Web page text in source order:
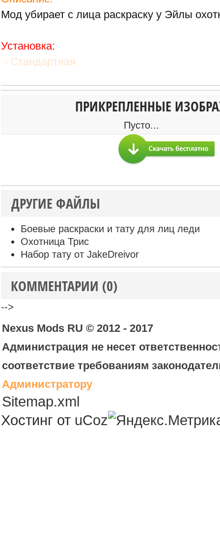
Мод убирает с лица раскраску у Эйлы
Установка:
- Стандартная
ПРИКРЕПЛЕННЫЕ
Пусто...
ДРУГИЕ ФАЙЛЫ
Боевые раскраски и тату для лиц леди
Охотница Трис
Набор тату от JakeDreivor
КОММЕНТАРИИ (0)
-->
Nexus Mods RU © 2012 - 2017
Администрация не несет
соответствие требованиям
Администратору
Sitemap.xml
Хостинг от uCoz